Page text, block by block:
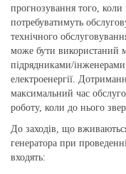
прогнозування того,
потребуватимуть
технічного
може бути використаний
підрядниками/
електроенергії.
максимальний час
роботу, коли до нього
До заходів, що
генератора при
входять: